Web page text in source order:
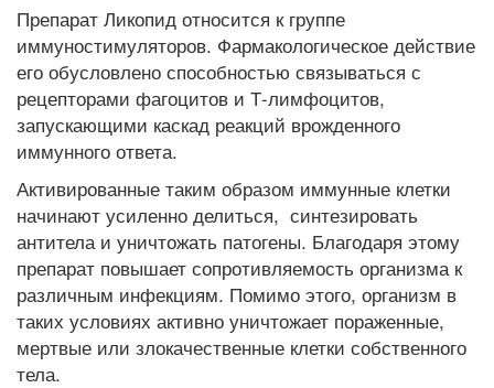
Препарат Ликопид относится к группе
иммуностимуляторов. Фармакологическое действие
его обусловлено способностью связываться с
рецепторами фагоцитов и Т-лимфоцитов,
запускающими каскад реакций врожденного
иммунного ответа.
Активированные таким образом иммунные клетки
начинают усиленно делиться, синтезировать
антитела и уничтожать патогены. Благодаря этому
препарат повышает сопротивляемость организма к
различным инфекциям. Помимо этого, организм в
таких условиях активно уничтожает пораженные,
мертвые или злокачественные клетки собственного
тела.